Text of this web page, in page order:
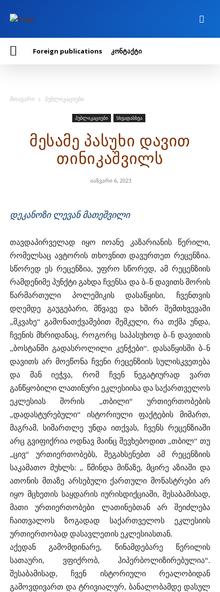
Foreign publications კონტაქტი
მთავარი პუბლიკაციები
პუბლიკაციები სხვადასხვა
მესამე პასუხი დავით
თინიკაშვილს
იანვარი 6, 2023
დეკანოზი ლევან მათეშვილი
თავდაპირველად იყო იოანე კაზარიანის წერილი,
რომელსაც ავტორის თხოვნით დავურთეთ რეცენზია.
სწორედ ეს რეცენზია, უფრო სწორედ, ამ რეცენზიის
რამდენიმე პუნქტი გახდა ჩვენსა და ბ–ნ დავითს შორის
წარმართული პოლემიკის დასაწყისი, ჩვენთვის
დღემდე გაუგებარი, მწვავე და ხშირ შემთხვევაში
„მკვახე“ გამონათქვამებით შემკული, რა თქმა უნდა,
ჩვენის მხრიდანაც, როგორც საპასუხოდ ბ–ნ დავითის
„ბოსტანში გადასროლილი კენჭები“. დასაწყისში ბ–ნ
დავითს არ მოეწონა ჩვენი რეცენზიის სულისკვეთება
და მან იეჭვა, რომ ჩვენ ნეგატიურად ვართ
განწყობილი ლათინური ეკლესიისა და საქართველოს
ეკლესიას შორის „თბილი“ ურთიერთობების
„დადასტურებული“ ისტორიული ფაქტების მიმართ,
მაგრამ, სიმართლე უნდა ითქვას, ჩვენს რეცენზიაში
არც გვიფიქრია ოდნავ მაინც შევხებოდით „თბილ“ თუ
„ცივ“ ურთიერთობებს, შეგახსენებთ ამ რეცენზიის
საკამათო მუხლს: „ წმინდა მიწაზე, მცირე აზიაში და
ათონის მთაზე არსებული ქართული მონასტრები არ
იყო მცხეთის საყდარის იურისდიქციაში, შესაბამისად,
მათი ურთიერთობები ლათინებთან არ შეიძლება
ჩაითვალოს ზოგადად საქართველოს ეკლესიის
ურთიერთობად დასავლეთის ეკლესიასთან.
აქედან გამომდინარე, წინამდებარე წერილის
სათაური, ვფიქრობ, ჰიპერბოლიზირებულია“.
შესაბამისად, ჩვენ ისტორიული რეალობიდან
გამოვდივართ და ტრივიალურ, ბანალობამდე დასულ